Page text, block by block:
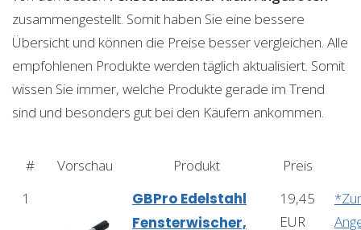
zusammengestellt. Somit haben Sie eine bessere
Übersicht und können die Preise besser vergleichen. Alle
empfohlenen Produkte werden täglich aktualisiert. Somit
wissen Sie immer, welche Produkte gerade im Trend
sind und besonders gut bei den Käufern ankommen.
# Vorschau Produkt
Preis
1
GBPro Edelstahl
Fensterwischer,
19,45
EUR